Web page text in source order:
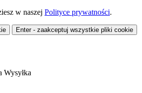
w naszej Polityce prywatności.
Enter - zaakceptuj wszystkie pliki cookie
Wysyłka